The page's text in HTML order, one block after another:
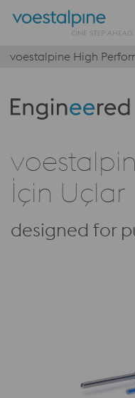
voestalpine High
Produktkategorie:
İçin Uçlar
designed for